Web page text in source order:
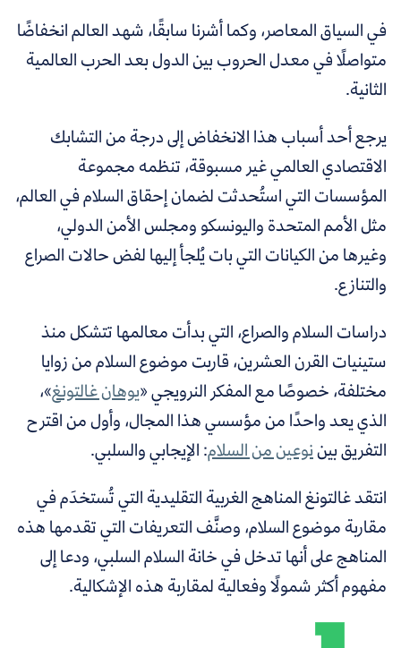
في السياق المعاصر، وكما أشرنا سابقًا، شهد العالم انخفاضًا
متواصلًا في معدل الحروب بين الدول بعد الحرب العالمية
الثانية.
يرجع أحد أسباب هذا الانخفاض إلى درجة من التشابك
الاقتصادي العالمي غير مسبوقة، تنظمه مجموعة
المؤسسات التي استُحدثت لضمان إحقاق السلام في العالم،
مثل الأمم المتحدة واليونسكو ومجلس الأمن الدولي،
وغيرها من الكيانات التي بات يُلجأ إليها لفض حالات الصراع
والتنازع.
دراسات السلام والصراع، التي بدأت معالمها تتشكل منذ
ستينيات القرن العشرين، قاربت موضوع السلام من زوايا
مختلفة، خصوصًا مع المفكر النرويجي «يوهان غالتونغ»،
الذي يعد واحدًا من مؤسسي هذا المجال، وأول من اقترح
التفريق بيننوعين من السلام: الإيجابي والسلبي.
انتقد غالتونغ المناهج الغربية التقليدية التي تُستخدَم في
مقاربة موضوع السلام، وصنَّف التعريفات التي تقدمها هذه
المناهج على أنها تدخل في خانة السلام السلبي، ودعا إلى
مفهوم أكثر شمولًا وفعالية لمقاربة هذه الإشكالية.